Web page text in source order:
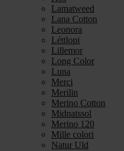
Lamatweed
Lana Cotton
Leonora
Léttlopi
Lillemor
Long Color
Luna
Merci
Merilin
Merino Cotton
Midnatssol
Merino 120
Mille colori
Natur Uld